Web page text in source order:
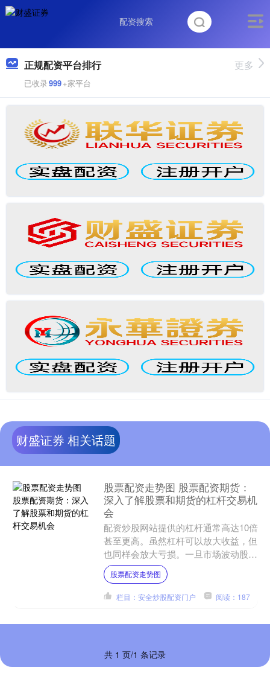
正规配资平台排行
已收录999+家平台
更多
财盛证券 相关话题
股票配资走势图 股票配资期货：
深入了解股票和期货的杠杆交易机
会
配资炒股网站提供的杠杆通常高达10倍
甚至更高。虽然杠杆可以放大收益，但
也同样会放大亏损。一旦市场波动股票
配资走势图，投资者可能面临巨额亏
损，甚至爆仓。 股票配资....
股票配资走势图
栏目：安全炒股配资门户 阅读：187
共 1 页/1 条记录